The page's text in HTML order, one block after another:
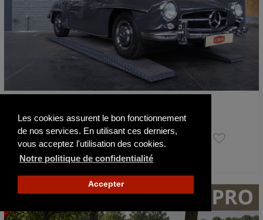
Les cookies assurent le bon fonctionnement
de nos services. En utilisant ces derniers,
vous acceptez l'utilisation des cookies.
Notre politique de confidentialité
Accepter
1960 75000 km
130 000 €
Publié il y a 3 jours
NOUVEAU